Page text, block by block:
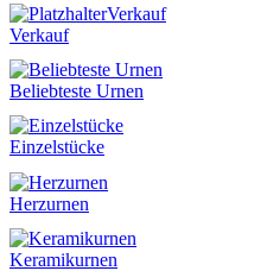
Verkauf
Verkauf
Beliebteste Urnen
Einzelstücke
Herzurnen
Keramikurnen